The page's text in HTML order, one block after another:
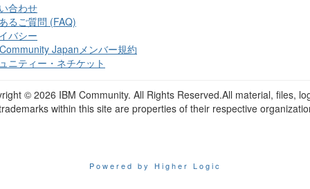
合わせ
るご質問 (FAQ)
バシー
Japanメンバー規約
ニティー・ネチケット
© 2026 IBM Community. All Rights Reserved.All material, files,
within this site are properties of their respective
Powered by Higher Logic